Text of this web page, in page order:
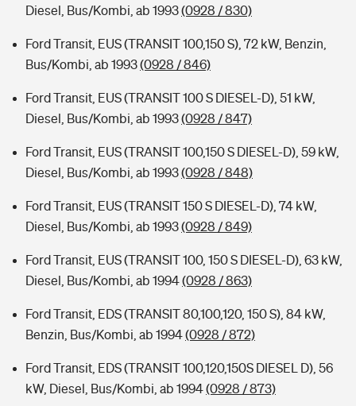
Diesel, Bus/Kombi, ab 1993(0928 / 830)
Ford Transit, EUS (TRANSIT 100,150 S), 72 kW, Benzin,
Bus/Kombi, ab 1993(0928 / 846)
Ford Transit, EUS (TRANSIT 100 S DIESEL-D), 51 kW,
Diesel, Bus/Kombi, ab 1993(0928 / 847)
Ford Transit, EUS (TRANSIT 100,150 S DIESEL-D), 59 kW,
Diesel, Bus/Kombi, ab 1993(0928 / 848)
Ford Transit, EUS (TRANSIT 150 S DIESEL-D), 74 kW,
Diesel, Bus/Kombi, ab 1993(0928 / 849)
Ford Transit, EUS (TRANSIT 100, 150 S DIESEL-D), 63 kW,
Diesel, Bus/Kombi, ab 1994(0928 / 863)
Ford Transit, EDS (TRANSIT 80,100,120, 150 S), 84 kW,
Benzin, Bus/Kombi, ab 1994(0928 / 872)
Ford Transit, EDS (TRANSIT 100,120,150S DIESEL D), 56
kW, Diesel, Bus/Kombi, ab 1994(0928 / 873)